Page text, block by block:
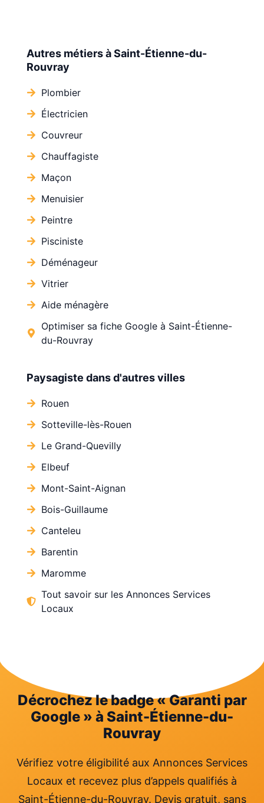
Autres métiers à Saint-Étienne-du-
Rouvray
Plombier
Électricien
Couvreur
Chauffagiste
Maçon
Menuisier
Peintre
Pisciniste
Déménageur
Vitrier
Aide ménagère
Optimiser sa fiche Google à Saint-Étienne-
du-Rouvray
Paysagiste dans d'autres villes
Rouen
Sotteville-lès-Rouen
Le Grand-Quevilly
Elbeuf
Mont-Saint-Aignan
Bois-Guillaume
Canteleu
Barentin
Maromme
Tout savoir sur les Annonces Services
Locaux
Décrochez le badge « Garanti par
Google » à Saint-Étienne-du-
Rouvray
Vérifiez votre éligibilité aux Annonces Services
Locaux et recevez plus d’appels qualifiés à
Saint-Étienne-du-Rouvray. Devis gratuit, sans